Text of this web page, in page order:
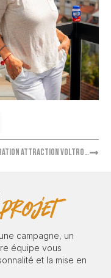
Inauguration attraction Voltron avec Catherine Davydzenka
campagne, un
équipe vous
et la mise en